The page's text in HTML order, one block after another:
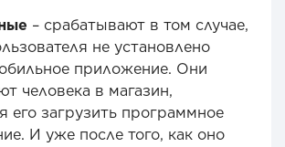
– срабатывают в том случае,
не установлено
приложение. Они
человека в магазин,
его загрузить программное
И уже после того, как оно